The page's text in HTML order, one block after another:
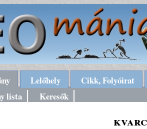
Lelőhely
Cikk, Folyóirat
lista Keresők